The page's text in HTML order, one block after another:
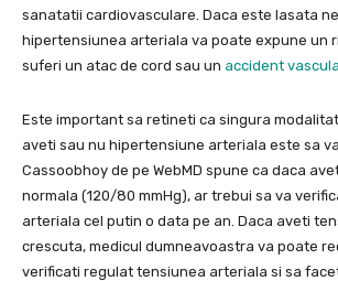
sanatatii cardiovasculare. Daca este lasata
hipertensiunea arteriala va poate expune un
suferi un atac de cord sau un accident
Este important sa retineti ca singura
aveti sau nu hipertensiune arteriala este sa
Cassoobhoy de pe WebMD spune ca daca
normala (120/80 mmHg), ar trebui sa va
arteriala cel putin o data pe an. Daca aveti
crescuta, medicul dumneavoastra va poate
verificati regulat tensiunea arteriala si sa